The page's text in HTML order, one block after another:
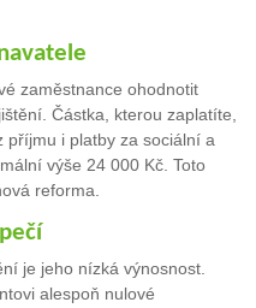
zaměstnance ohodnotit
Částka, kterou zaplatíte,
příjmu i platby za sociální a
výše 24 000 Kč. Toto
reforma.
je jeho nízká výnosnost.
alespoň nulové